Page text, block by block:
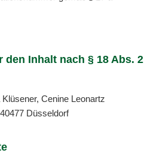
Inhalt nach § 18 Abs. 2
Cenine Leonartz
Düsseldorf